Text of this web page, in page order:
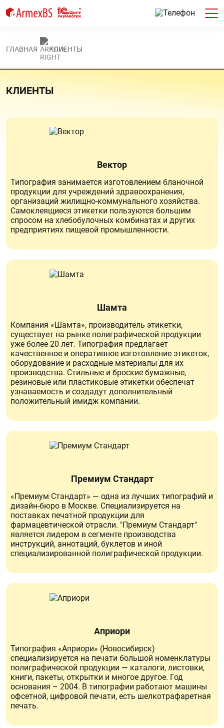
ГЛАВНАЯ КЛИЕНТЫ
КЛИЕНТЫ
Вектор
Типография занимается изготовлением бланочной
продукции для учреждений здравоохранения,
организаций жилищно-коммунального хозяйства.
Самоклеящиеся этикетки пользуются большим
спросом на хлебобулочных комбинатах и других
предприятиях пищевой промышленности.
Шамта
Компания «Шамта», производитель этикетки,
существует на рынке полиграфической продукции
уже более 20 лет. Типография предлагает
качественное и оперативное изготовление этикеток,
оборудование и расходные материалы для их
производства. Стильные и броские бумажные,
резиновые или пластиковые этикетки обеспечат
узнаваемость и создадут дополнительный
положительный имидж компании.
Премиум Стандарт
«Премиум Стандарт» — одна из лучших типографий и
дизайн-бюро в Москве. Специализируется на
поставках печатной продукции для
фармацевтической отрасли. "Премиум Стандарт"
является лидером в сегменте производства
инструкций, аннотаций, буклетов и иной
специализированной полиграфической продукции.
Априори
Типография «Априори» (Новосибирск)
специализируется на печати большой номенклатуры
полиграфической продукции — каталоги, листовки,
книги, пакеты, открытки и многое другое. Год
основания – 2004. В типографии работают машины
офсетной, цифровой печати, есть шелкотрафаретная
печать.